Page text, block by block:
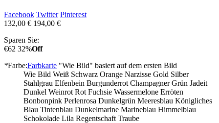
Facebook Twitter Pinterest
132,00 € 194,00 €
Sparen Sie:
€62 32%Off
*Farbe:Farbkarte "Wie Bild" basiert auf dem ersten Bild
Wie Bild Weiß Schwarz Orange Narzisse Gold Silber
Stahlgrau Elfenbein Burgunderrot Champagner Grün Jadeit
Dunkel Weinrot Rot Fuchsie Wassermelone Erröten
Bonbonpink Perlenrosa Dunkelgrün Meeresblau Königliches
Blau Tintenblau Dunkelmarine Marineblau Himmelblau
Schokolade Lila Regentschaft Traube